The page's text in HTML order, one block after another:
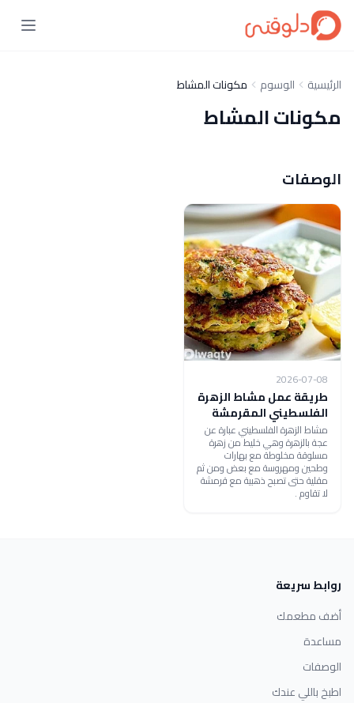
الرئيسية الوسوم مكونات المشاط
مكونات المشاط
الوصفات
2026-07-08
طريقة عمل مشاط الزهرة
الفلسطيني المقرمشة
مشاط الزهرة الفلسطيني عبارة عن
عجة بالزهرة وهي خليط من زهرة
مسلوقة مخلوطة مع بهارات
وطحين ومهروسة مع بعض ومن ثم
مقلية حتى تصبح ذهبية مع قرمشة
لا تقاوم .
روابط سريعة
أضف مطعمك
مساعدة
الوصفات
اطبخ باللي عندك